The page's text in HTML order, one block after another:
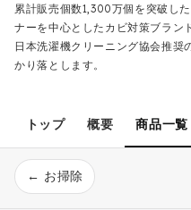
累計販売個数1,300万個を突破し
ナーを中心としたカビ対策ブラン
日本洗濯機クリーニング協会推奨
かり落とします。
トップ 概要 商品一覧
← お掃除